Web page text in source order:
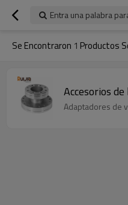
Entra una palabra
Se Encontraron 1 Productos
Accesorios
Adaptadores de